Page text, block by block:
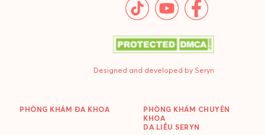
Designed and developed by Seryn
PHÒNG KHÁM ĐA KHOA
PHÒNG KHÁM CHUYÊN
KHOA
DA LIỄU SERYN